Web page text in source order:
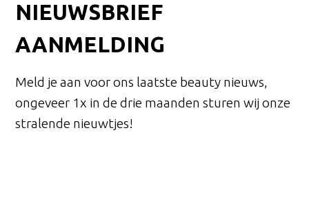
NIEUWSBRIEF
AANMELDING
Meld je aan voor ons laatste beauty nieuws,
ongeveer 1x in de drie maanden sturen wij onze
stralende nieuwtjes!